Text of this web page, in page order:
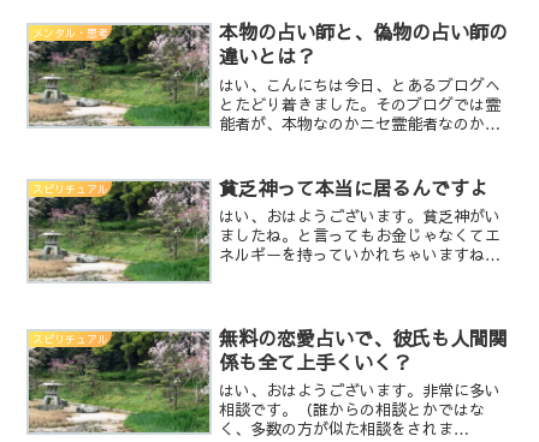
クションとして読んで下...
メンタル・思考
本物の占い師と、偽物の占い師の
違いとは？
はい、こんにちは今日、とあるブログへ
とたどり着きました。そのブログでは霊
能者が、本物なのかニセ霊能者なのか、
地域（市区まで）を伝えると、住んでい
る家や近所の状況を答えら...
スピリチュアル 貧乏神って本当に居るんですよ
はい、おはようございます。貧乏神がい
ましたね。と言ってもお金じゃなくてエ
ネルギーを持っていかれちゃいますね。
えでは神は古く長い時間をか...
スピリチュアル
無料の恋愛占いで、彼氏も人間関
係も全て上手くいく？
はい、おはようございます。非常に多い
相談です。（誰からの相談とかではな
く、多数の方が似た相談をされま